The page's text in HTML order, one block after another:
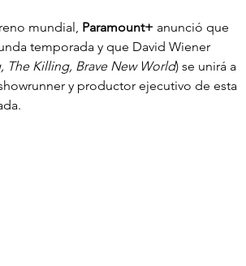
mundial, Paramount+ anunció que
temporada y que David Wiener
The Killing, Brave New World) se unirá a
y productor ejecutivo de esta